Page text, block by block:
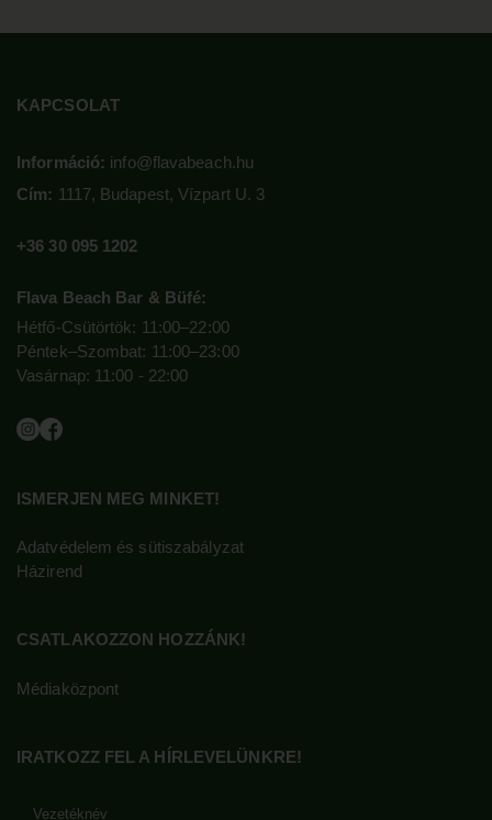
KAPCSOLAT
Információ: info@flavabeach.hu
Cím: 1117, Budapest, Vízpart U. 3
+36 30 095 1202
Flava Beach Bar & Büfé:
Hétfő-Csütörtök: 11:00–22:00
Péntek–Szombat: 11:00–23:00
Vasárnap: 11:00 - 22:00
ISMERJEN MEG MINKET!
Adatvédelem és sütiszabályzat
Házirend
CSATLAKOZZON HOZZÁNK!
Médiaközpont
IRATKOZZ FEL A HÍRLEVELÜNKRE!